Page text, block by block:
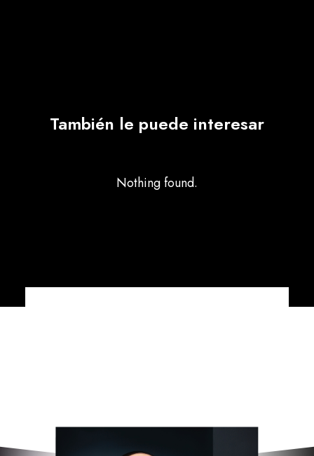
También le puede interesar
Nothing found.